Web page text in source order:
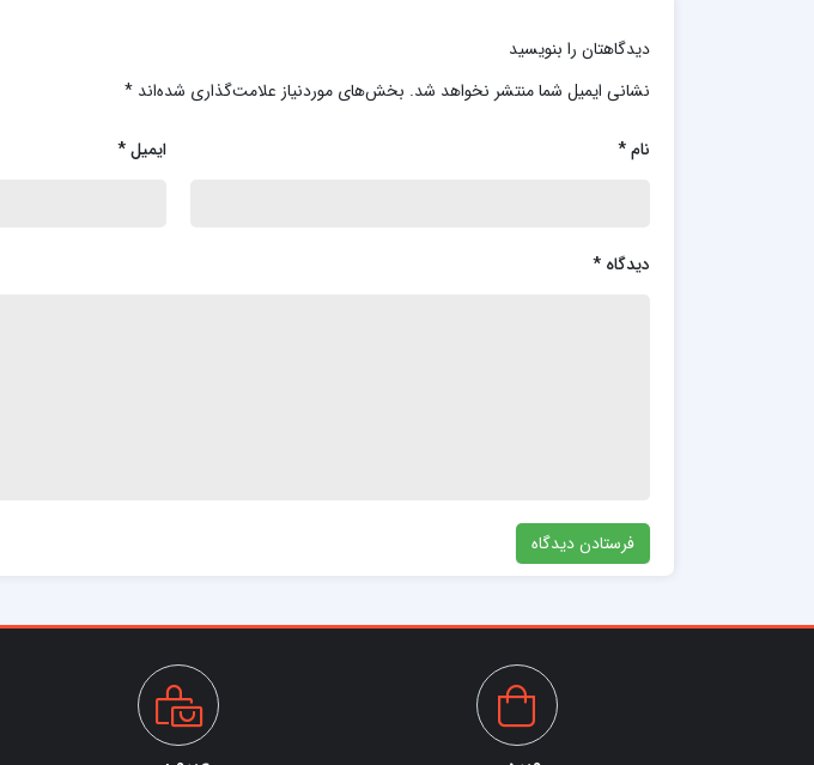
دیدگاهتان را بنویسید
نشانی ایمیل شما منتشر نخواهد شد. بخش‌های موردنیاز علامت‌گذاری شده‌اند *
نام* ایمیل*
دیدگاه *